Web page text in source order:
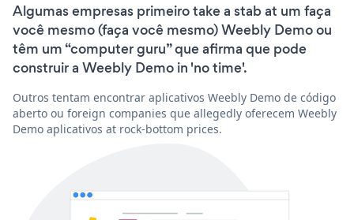
Algumas empresas primeiro take a stab at um faça
você mesmo (faça você mesmo) Weebly Demo ou
têm um “computer guru” que afirma que pode
construir a Weebly Demo in 'no time'.
Outros tentam encontrar aplicativos Weebly Demo de código
aberto ou foreign companies que allegedly oferecem Weebly
Demo aplicativos at rock-bottom prices.